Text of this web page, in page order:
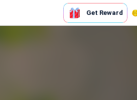
Get Reward